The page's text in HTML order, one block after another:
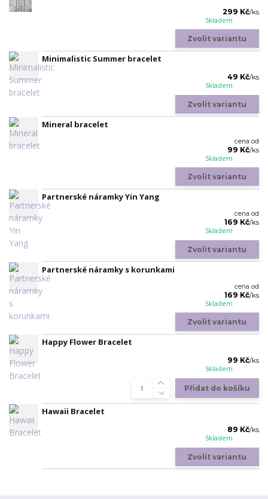
299 Kč/ks
Skladem
Zvolit variantu
Minimalistic Summer bracelet
49 Kč/ks
Skladem
Zvolit variantu
Mineral bracelet
cena od
99 Kč/ks
Skladem
Zvolit variantu
Partnerské náramky Yin Yang
cena od
169 Kč/ks
Skladem
Zvolit variantu
Partnerské náramky s korunkami
cena od
169 Kč/ks
Skladem
Zvolit variantu
Happy Flower Bracelet
99 Kč/ks
Skladem
Přidat do košíku
Hawaii Bracelet
89 Kč/ks
Skladem
Zvolit variantu